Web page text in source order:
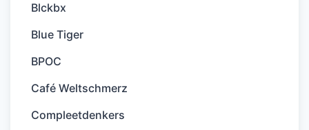
Blckbx
Blue Tiger
BPOC
Café Weltschmerz
Compleetdenkers